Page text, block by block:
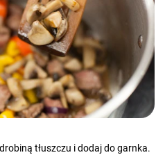
tłuszczu i dodaj do garnka.